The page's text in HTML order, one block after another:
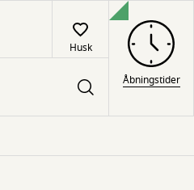
Husk
Åbningstider